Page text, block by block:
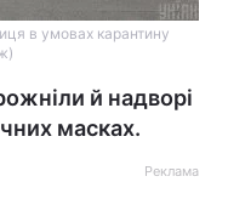
в умовах карантину
й надворі
масках.
Реклама